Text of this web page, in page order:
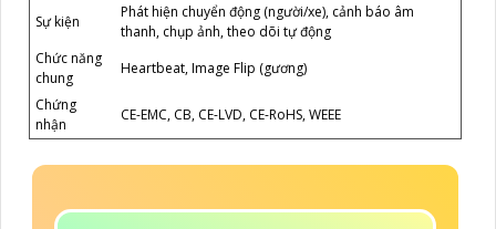
Sự kiện
Phát hiện chuyển động (người/xe), cảnh báo âm
thanh, chụp ảnh, theo dõi tự động
Chức năng
chung
Heartbeat, Image Flip (gương)
Chứng
nhận
CE-EMC, CB, CE-LVD, CE-RoHS, WEEE